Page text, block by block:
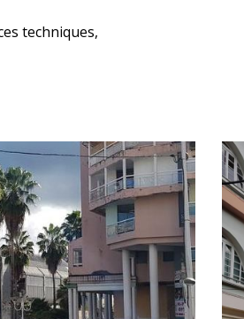
techniques,